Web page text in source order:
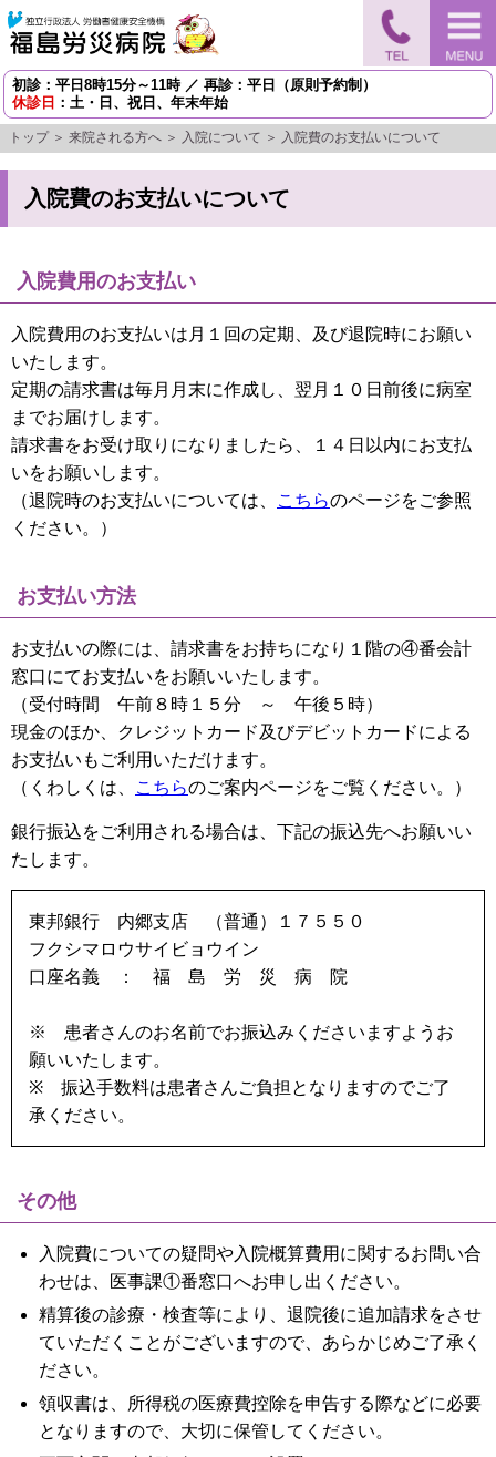
初診：平日8時15分～11時 ／ 再診：平日（原則予約制）
休診日 ：土・日、祝日、年末年始
トップ＞ 来院される方へ ＞ 入院について ＞ 入院費のお支払いについて
入院費のお支払いについて
入院費用のお支払い
入院費用のお支払いは月１回の定期、及び退院時にお願い
いたします。
定期の請求書は毎月月末に作成し、翌月１０日前後に病室
までお届けします。
請求書をお受け取りになりましたら、１４日以内にお支払
いをお願いします。
（退院時のお支払いについては、
こちらのページをご参照
ください。）
お支払い方法
お支払いの際には、請求書をお持ちになり１階の④番会計
窓口にてお支払いをお願いいたします。
（受付時間 午前８時１５分 ～ 午後５時）
現金のほか、クレジットカード及びデビットカードによる
お支払いもご利用いただけます。
（くわしくは、
こちらのご案内ページをご覧ください。）
銀行振込をご利用される場合は、下記の振込先へお願いい
たします。
東邦銀行 内郷支店 （普通）１７５５０
フクシマロウサイビョウイン
口座名義 ： 福 島 労 災 病 院
※ 患者さんのお名前でお振込みくださいますようお
願いいたします。
※ 振込手数料は患者さんご負担となりますのでご了
承ください。
その他
入院費についての疑問や入院概算費用に関するお問い合
わせは、医事課①番窓口へお申し出ください。
精算後の診療・検査等により、退院後に追加請求をさせ
ていただくことがございますので、あらかじめご了承く
ださい。
領収書は、所得税の医療費控除を申告する際などに必要
となりますので、大切に保管してください。